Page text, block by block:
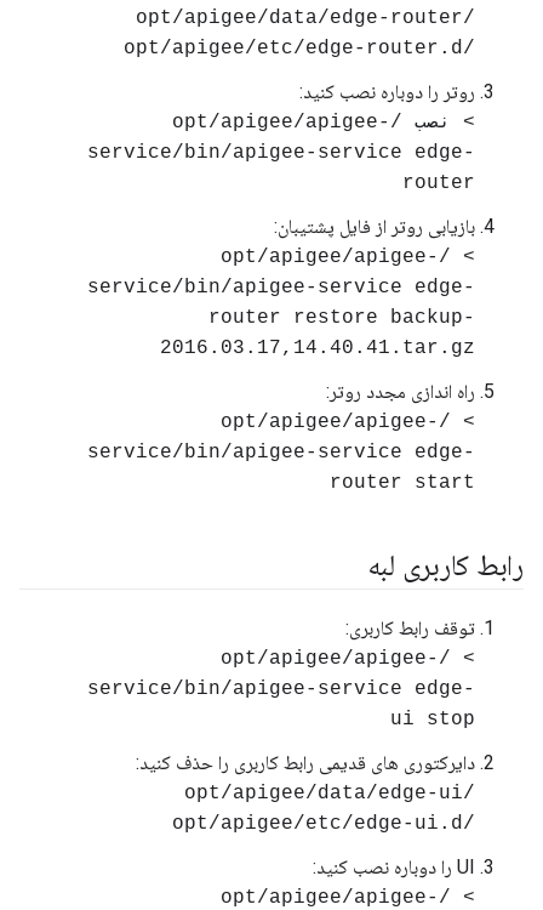
/opt/apigee/data/edge-router
/opt/apigee/etc/edge-router.d
روتر را دوباره نصب کنید:
> نصب /opt/apigee/apigee-
service/bin/apigee-service edge-
router
بازیابی روتر از فایل پشتیبان:
> /opt/apigee/apigee-
service/bin/apigee-service edge-
router restore backup-
2016.03.17,14.40.41.tar.gz
راه اندازی مجدد روتر:
> /opt/apigee/apigee-
service/bin/apigee-service edge-
router start
رابط کاربری لبه
توقف رابط کاربری:
> /opt/apigee/apigee-
service/bin/apigee-service edge-
ui stop
دایرکتوری های قدیمی رابط کاربری را حذف کنید:
/opt/apigee/data/edge-ui
/opt/apigee/etc/edge-ui.d
UI را دوباره نصب کنید:
> /opt/apigee/apigee-